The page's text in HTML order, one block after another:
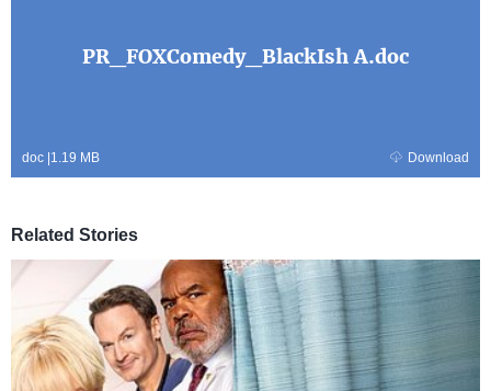
PR_FOXComedy_BlackIsh A.doc
doc 1.19 MB Download
Related Stories